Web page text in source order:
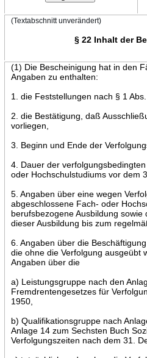
(Textabschnitt unverändert)
§ 22 Inhalt der
(1) Die Bescheinigung hat in den
Angaben zu enthalten:
1. die Feststellungen nach § 1 Abs.
2. die Bestätigung, daß
vorliegen,
3. Beginn und Ende der
4. Dauer der
oder Hochschulstudiums vor dem
5. Angaben über eine wegen
abgeschlossene Fach- oder
berufsbezogene Ausbildung
dieser Ausbildung bis zum
6. Angaben über die
die ohne die Verfolgung ausgeübt
Angaben über die
a) Leistungsgruppe nach den
Fremdrentengesetzes für
1950,
b) Qualifikationsgruppe nach
Anlage 14 zum Sechsten Buch
Verfolgungszeiten nach dem 31.